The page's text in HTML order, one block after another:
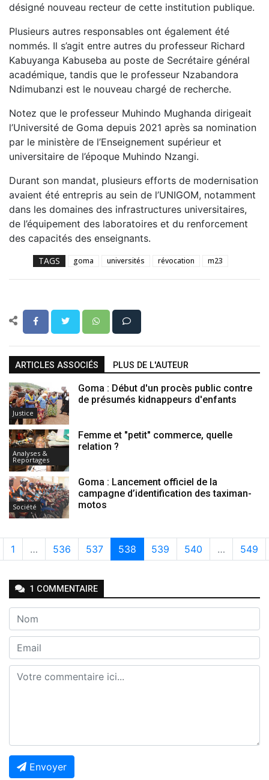
désigné nouveau recteur de cette institution publique.
Plusieurs autres responsables ont également été
nommés. Il s’agit entre autres du professeur Richard
Kabuyanga Kabuseba au poste de Secrétaire général
académique, tandis que le professeur Nzabandora
Ndimubanzi est le nouveau chargé de recherche.
Notez que le professeur Muhindo Mughanda dirigeait
l’Université de Goma depuis 2021 après sa nomination
par le ministère de l’Enseignement supérieur et
universitaire de l’époque Muhindo Nzangi.
Durant son mandat, plusieurs efforts de modernisation
avaient été entrepris au sein de l’UNIGOM, notamment
dans les domaines des infrastructures universitaires,
de l’équipement des laboratoires et du renforcement
des capacités des enseignants.
TAGS goma universités révocation m23
ARTICLES ASSOCIÉS PLUS DE L'AUTEUR
Justice
Goma : Début d'un procès public contre
de présumés kidnappeurs d'enfants
Analyses &
Reportages
Femme et "petit" commerce, quelle
relation ?
Société
Goma : Lancement officiel de la
campagne d’identification des taximan-
motos
1 … 536 537 538 539 540 … 549
1 COMMENTAIRE
Envoyer